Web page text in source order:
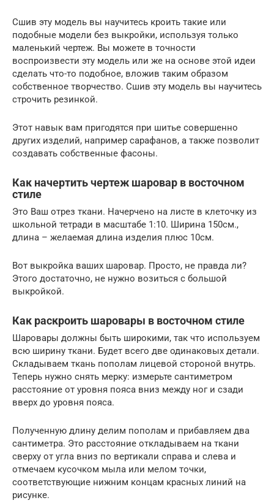
Сшив эту модель вы научитесь кроить такие или
подобные модели без выкройки, используя только
маленький чертеж. Вы можете в точности
воспроизвести эту модель или же на основе этой идеи
сделать что-то подобное, вложив таким образом
собственное творчество. Сшив эту модель вы научитесь
строчить резинкой.
Этот навык вам пригодятся при шитье совершенно
других изделий, например сарафанов, а также позволит
создавать собственные фасоны.
Как начертить чертеж шаровар в восточном
стиле
Это Ваш отрез ткани. Начерчено на листе в клеточку из
школьной тетради в масштабе 1:10. Ширина 150см.,
длина – желаемая длина изделия плюс 10см.
Вот выкройка ваших шаровар. Просто, не правда ли?
Этого достаточно, не нужно возиться с большой
выкройкой.
Как раскроить шаровары в восточном стиле
Шаровары должны быть широкими, так что используем
всю ширину ткани. Будет всего две одинаковых детали.
Складываем ткань пополам лицевой стороной внутрь.
Теперь нужно снять мерку: измерьте сантиметром
расстояние от уровня пояса вниз между ног и сзади
вверх до уровня пояса.
Полученную длину делим пополам и прибавляем два
сантиметра. Это расстояние откладываем на ткани
сверху от угла вниз по вертикали справа и слева и
отмечаем кусочком мыла или мелом точки,
соответствующие нижним концам красных линий на
рисунке.